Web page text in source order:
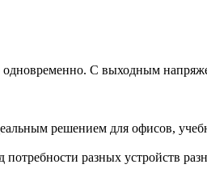
одновременно. С выходным
решением для офисов,
разных устройств